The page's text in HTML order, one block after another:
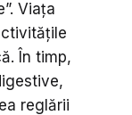
Viața
În timp,
reglării